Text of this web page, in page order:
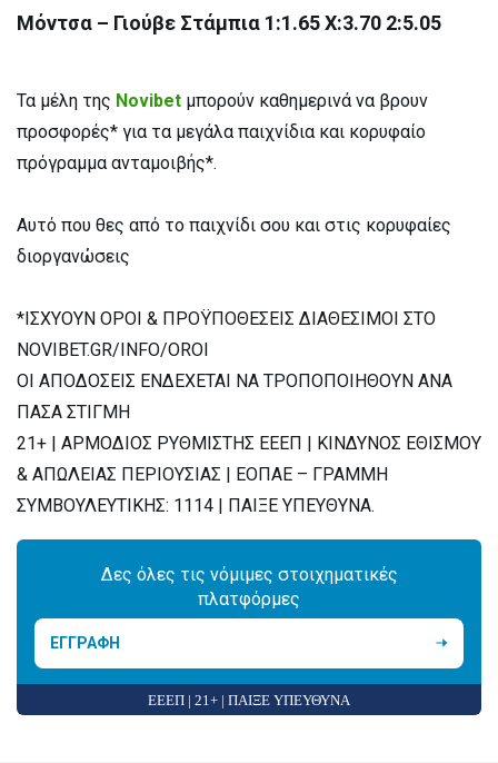
Μόντσα – Γιούβε Στάμπια 1:1.65 X:3.70 2:5.05
Τα μέλη της Novibet μπορούν καθημερινά να βρουν
προσφορές* για τα μεγάλα παιχνίδια και κορυφαίο
πρόγραμμα ανταμοιβής*.
Αυτό που θες από το παιχνίδι σου και στις κορυφαίες
διοργανώσεις
*ΙΣΧΥΟΥΝ ΟΡΟΙ & ΠΡΟΫΠΟΘΕΣΕΙΣ ΔΙΑΘΕΣΙΜΟΙ ΣΤΟ
NOVIBET.GR/INFO/OROI
ΟΙ ΑΠΟΔΟΣΕΙΣ ΕΝΔΕΧΕΤΑΙ ΝΑ ΤΡΟΠΟΠΟΙΗΘΟΥΝ ΑΝΑ
ΠΑΣΑ ΣΤΙΓΜΗ
21+ | ΑΡΜΟΔΙΟΣ ΡΥΘΜΙΣΤΗΣ ΕΕΕΠ | ΚΙΝΔΥΝΟΣ ΕΘΙΣΜΟΥ
& ΑΠΩΛΕΙΑΣ ΠΕΡΙΟΥΣΙΑΣ | ΕΟΠΑΕ – ΓΡΑΜΜΗ
ΣΥΜΒΟΥΛΕΥΤΙΚΗΣ: 1114 | ΠΑΙΞΕ ΥΠΕΥΘΥΝΑ.
Δες όλες τις νόμιμες στοιχηματικές
πλατφόρμες
ΕΓΓΡΑΦΗ
ΕΕΕΠ | 21+ | ΠΑΙΞΕ ΥΠΕΥΘΥΝΑ